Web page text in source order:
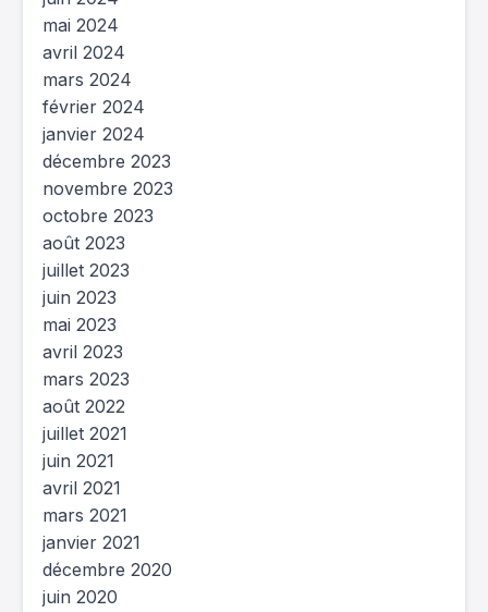
mai 2024
avril 2024
mars 2024
février 2024
janvier 2024
décembre 2023
novembre 2023
octobre 2023
août 2023
juillet 2023
juin 2023
mai 2023
avril 2023
mars 2023
août 2022
juillet 2021
juin 2021
avril 2021
mars 2021
janvier 2021
décembre 2020
juin 2020